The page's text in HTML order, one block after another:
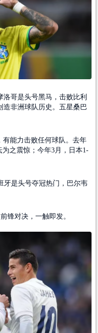
洛哥是头号黑马，击败比利
造非洲球队历史。五星桑巴
有能力击败任何球队。去年
之震惊；今年3月，日本1-
牙是头号夺冠热门，巴尔韦
锋对决，一触即发。